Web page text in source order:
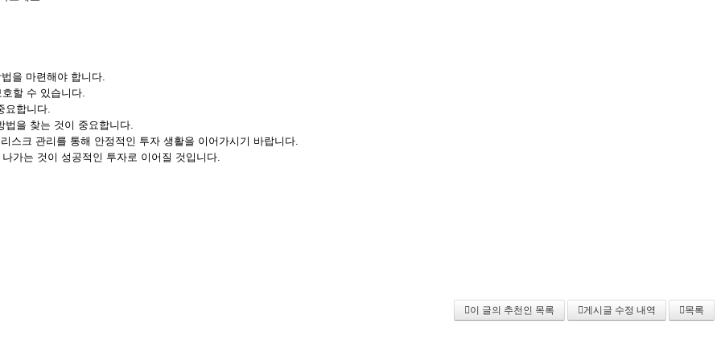
을 마련해야 합니다.
할 수 있습니다.
요합니다.
법을 찾는 것이 중요합니다.
스크 관리를 통해 안정적인 투자 생활을 이어가시기 바랍니다.
가는 것이 성공적인 투자로 이어질 것입니다.
이 글의 추천인 목록 게시글 수정 내역 목록